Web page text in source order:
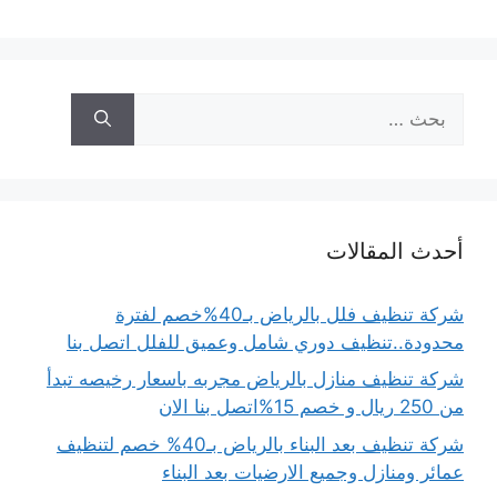
عن:
أحدث المقالات
شركة تنظيف فلل بالرياض بـ40%خصم لفترة
محدودة..تنظيف دوري شامل وعميق للفلل اتصل بنا
شركة تنظيف منازل بالرياض مجربه باسعار رخيصه تبدأ
من 250 ريال و خصم 15%اتصل بنا الان
شركة تنظيف بعد البناء بالرياض بـ40% خصم لتنظيف
عمائر ومنازل وجميع الارضيات بعد البناء